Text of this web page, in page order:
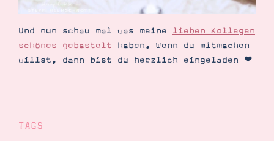
Und nun schau mal was meine lieben Kollegen
schönes gebastelt haben. Wenn du mitmachen
willst, dann bist du herzlich eingeladen ❤︎
TAGS